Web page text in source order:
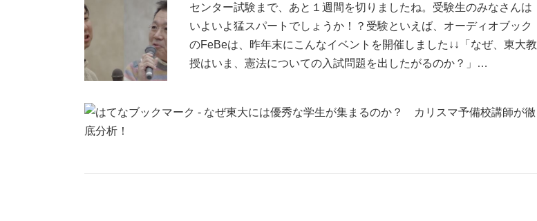
センター試験まで、あと１週間を切りましたね。受験生のみなさんは
いよいよ猛スパートでしょうか！？受験といえば、オーディオブック
のFeBeは、昨年末にこんなイベントを開催しました↓↓「なぜ、東大教
授はいま、憲法についての入試問題を出したがるのか？」…